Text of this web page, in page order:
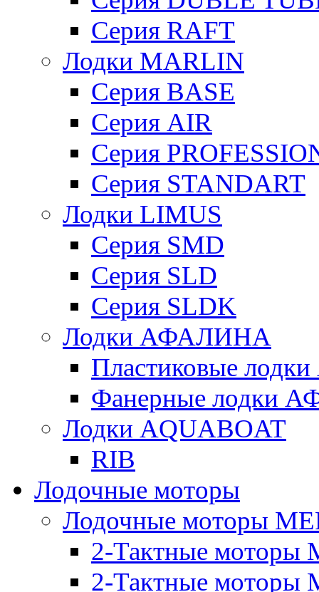
Серия RAFT
Лодки MARLIN
Серия BASE
Серия AIR
Серия
Серия STANDART
Лодки LIMUS
Серия SMD
Серия SLD
Серия SLDK
Лодки АФАЛИНА
Пластиковые
Фанерные лодки
Лодки AQUABOAT
RIB
Лодочные моторы
Лодочные моторы
2-Тактные моторы
2-Тактные моторы